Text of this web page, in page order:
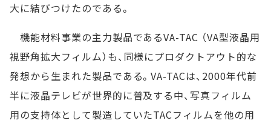
大に結びつけたのである。
機能材料事業の主力製品であるVA-TAC （VA型液晶用
視野角拡大フィルム）も、同様にプロダクトアウト的な
発想から生まれた製品である。VA-TACは、2000年代前
半に液晶テレビが世界的に普及する中、写真フィルム
用の支持体として製造していたTACフィルムを他の用